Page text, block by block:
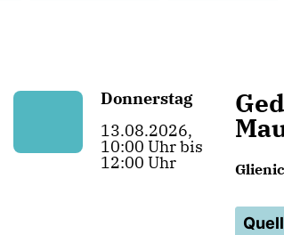
Donnerstag
13.08.2026,
10:00 Uhr bis
12:00 Uhr